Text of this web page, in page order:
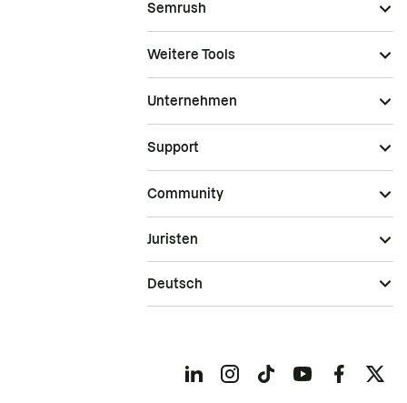
Semrush
Weitere Tools
Unternehmen
Support
Community
Juristen
Deutsch